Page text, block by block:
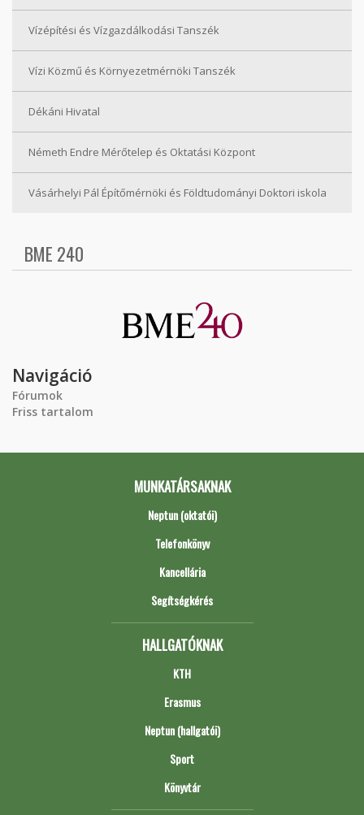
Vízépítési és Vízgazdálkodási Tanszék
Vízi Közmű és Környezetmérnöki Tanszék
Dékáni Hivatal
Németh Endre Mérőtelep és Oktatási Központ
Vásárhelyi Pál Építőmérnöki és Földtudományi Doktori iskola
BME 240
Navigáció
Fórumok
Friss tartalom
MUNKATÁRSAKNAK
Neptun (oktatói)
Telefonkönyv
Kancellária
Segítségkérés
HALLGATÓKNAK
KTH
Erasmus
Neptun (hallgatói)
Sport
Könyvtár